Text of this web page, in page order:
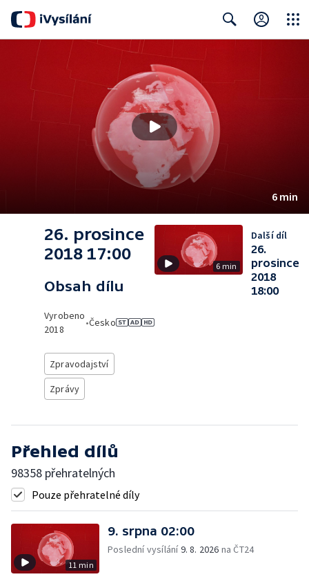
6 min
26. prosince
2018 17:00
Obsah dílu
Vyrobeno
2018
•Česko
Zpravodajství
Zprávy
6 min
Další díl
26.
prosince
2018
18:00
Přehled dílů
98358 přehratelných
Pouze přehratelné díly
11 min
9. srpna 02:00
Poslední vysílání9. 8. 2026 na ČT24